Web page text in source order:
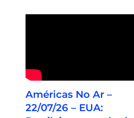
Américas No Ar –
22/07/26 – EUA: